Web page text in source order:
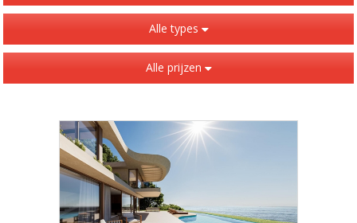
Alle types
Alle prijzen